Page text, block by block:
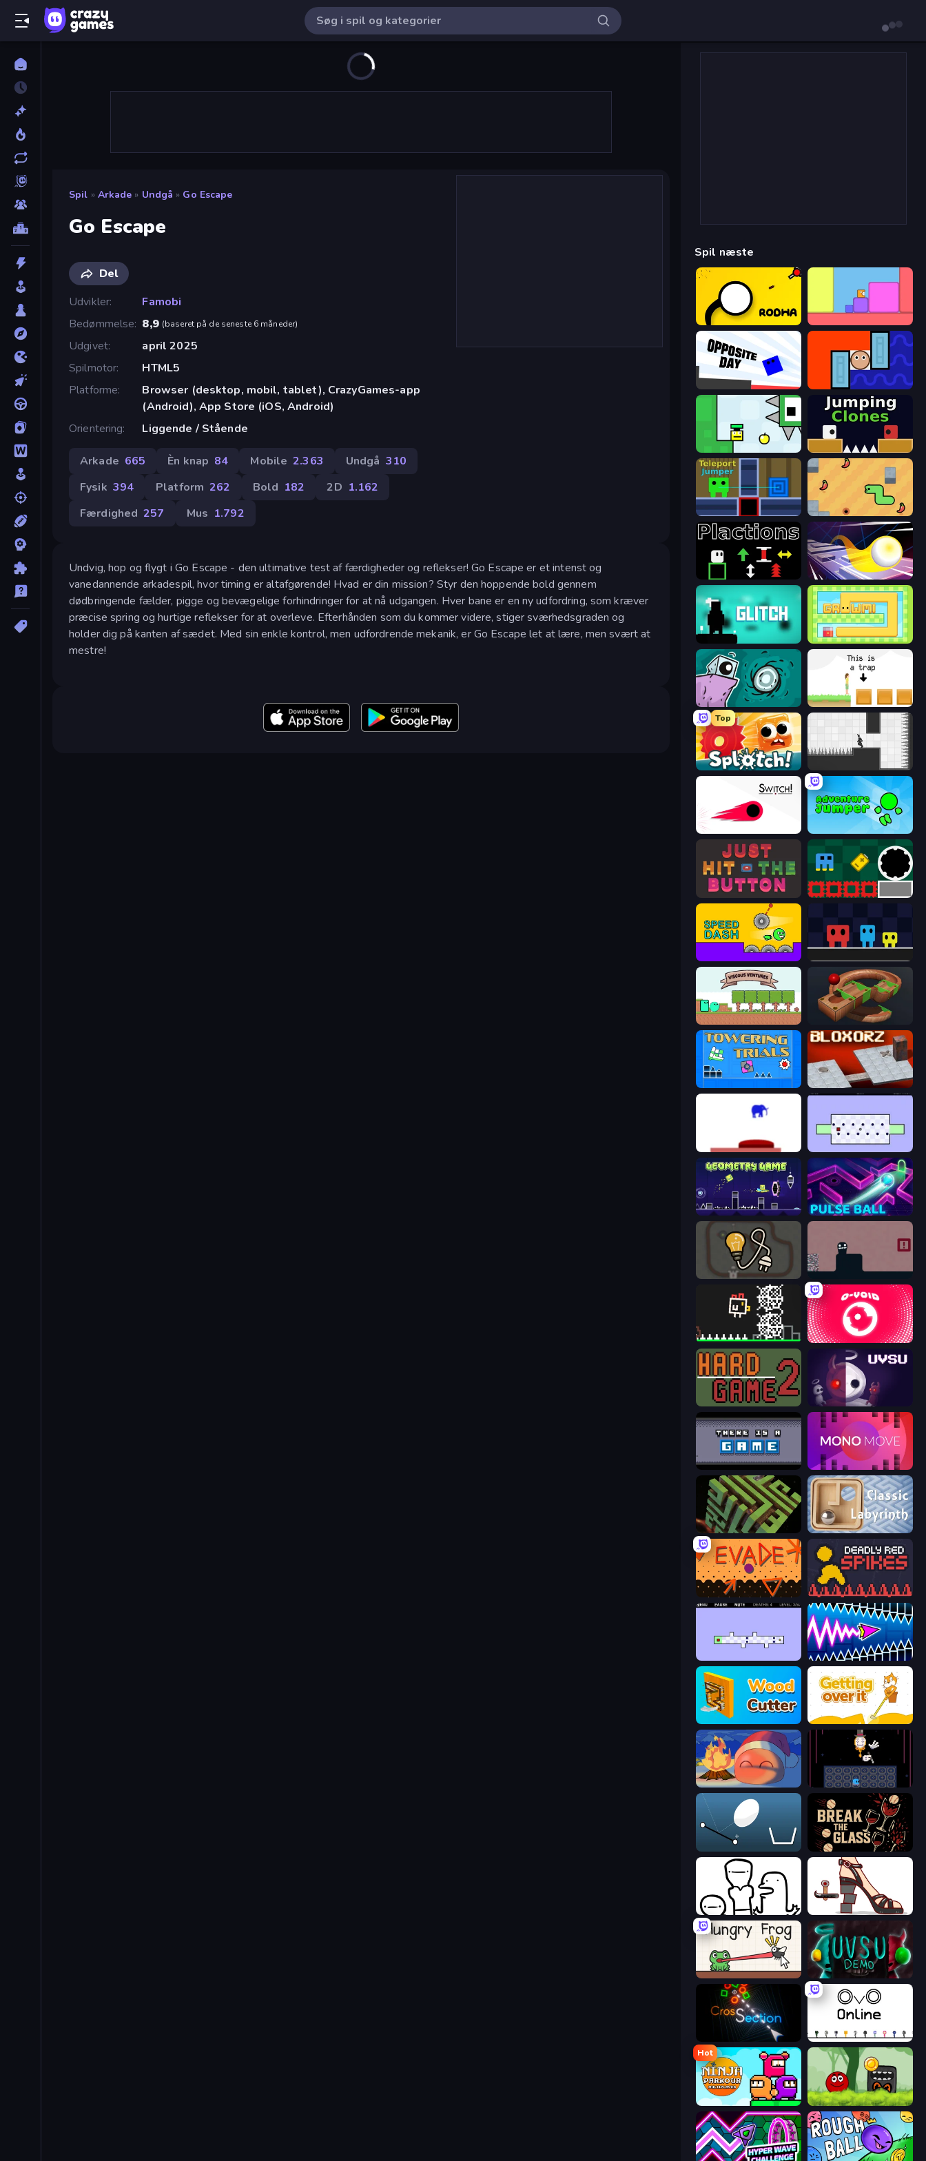
Spil » Arkade » Undgå » Go Escape
Go Escape
Del
Udvikler
Famobi
Bedømmelse 8,9 (baseret på de seneste 6 måneder)
Udgivet
april 2025
Spilmotor
HTML5
Platforme
Browser (desktop, mobil, tablet), CrazyGames-app
(Android), App Store (iOS, Android)
Orientering
Liggende / Stående
Arkade 665 Èn knap 84 Mobile 2.363 Undgå 310
Fysik 394 Platform 262 Bold 182 2D 1.162
Færdighed 257 Mus 1.792
Undvig, hop og flygt i Go Escape - den ultimative test af færdigheder og reflekser! Go Escape er et intenst og
vanedannende arkadespil, hvor timing er altafgørende! Hvad er din mission? Styr den hoppende bold gennem
dødbringende fælder, pigge og bevægelige forhindringer for at nå udgangen. Hver bane er en ny udfordring, som kræver
præcise spring og hurtige reflekser for at overleve. Efterhånden som du kommer videre, stiger sværhedsgraden og
holder dig på kanten af sædet. Med sin enkle kontrol, men udfordrende mekanik, er Go Escape let at lære, men svært at
mestre!
Spil næste
Rodha
Opposite Day Lava and Aqua
Jumping Clones
Teleport Jumper SSSPICY!
Plactions Leap and Avoid 2
Growmi
Tilo The Unfair Platformer
Top
Splotch!
Switch! Adventure Jumper
Just Hit the Button Jump and Hover
Viscous Ventures Marble Run
Bloxorz
This Is The Only Level World's Hardest Game
Geometry Game Pulse Ball
Light The Lamp
Chicken and Bee O-VOID
Hard Game 2 UVSU
There Is No Game Mono Move
Maze Planet 3D Classic Labyrinth 3D
Evade Deadly Red Spikes
Wave Dash: Geometry Arrow
Wood Cutter - Saw Getting Over It
FireBlob Winter Just One Boss
Bouncy Egg Break the Glass
I Don't Even Know Kakato Otoshi
Hungry Frog UVSU Demo
Crossection OvO.io
Hot
Ninja Parkour Multiplayer Ball Hero Adventure: Red Bounce Ball